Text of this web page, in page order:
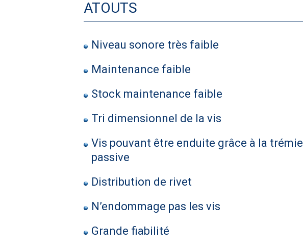
ATOUTS
Niveau sonore très faible
Maintenance faible
Stock maintenance faible
Tri dimensionnel de la vis
Vis pouvant être enduite grâce à la trémie
passive
Distribution de rivet
N’endommage pas les vis
Grande fiabilité